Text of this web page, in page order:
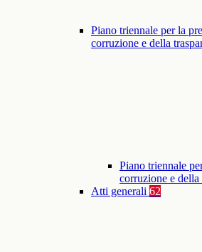
Piano triennale per la
corruzione e della
Piano triennale
corruzione e
Atti generali 62